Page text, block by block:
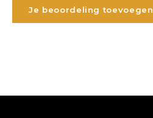
Je beoordeling toevoegen